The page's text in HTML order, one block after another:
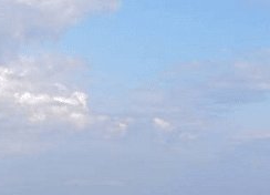
colonnes affichées